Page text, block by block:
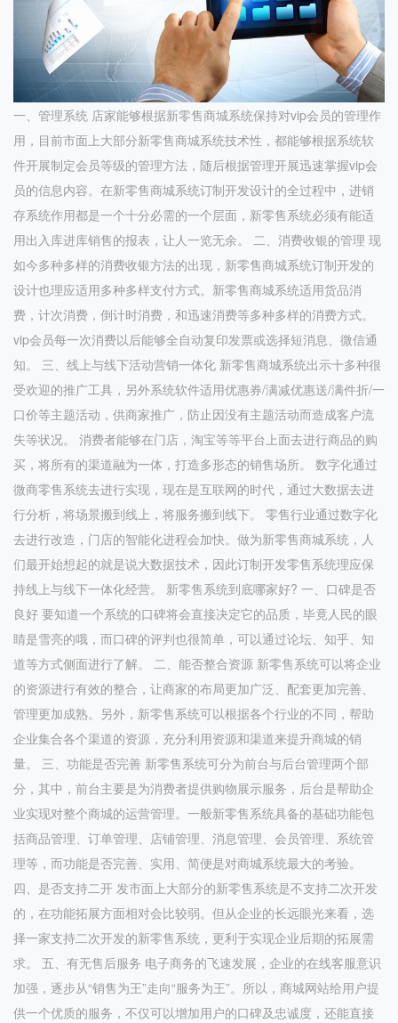
一、管理系统 店家能够根据新零售商城系统保持对vip会员的管理作
用，目前市面上大部分新零售商城系统技术性，都能够根据系统软
件开展制定会员等级的管理方法，随后根据管理开展迅速掌握vip会
员的信息内容。在新零售商城系统订制开发设计的全过程中，进销
存系统作用都是一个十分必需的一个层面，新零售系统必须有能适
用出入库进库销售的报表，让人一览无余。 二、消费收银的管理 现
如今多种多样的消费收银方法的出现，新零售商城系统订制开发的
设计也理应适用多种多样支付方式。新零售商城系统适用货品消
费，计次消费，倒计时消费，和迅速消费等多种多样的消费方式。
vip会员每一次消费以后能够全自动复印发票或选择短消息、微信通
知。 三、线上与线下活动营销一体化 新零售商城系统出示十多种很
受欢迎的推广工具，另外系统软件适用优惠券/满减优惠送/满件折/一
口价等主题活动，供商家推广，防止因没有主题活动而造成客户流
失等状况。 消费者能够在门店，淘宝等等平台上面去进行商品的购
买，将所有的渠道融为一体，打造多形态的销售场所。 数字化通过
微商零售系统去进行实现，现在是互联网的时代，通过大数据去进
行分析，将场景搬到线上，将服务搬到线下。 零售行业通过数字化
去进行改造，门店的智能化进程会加快。做为新零售商城系统，人
们最开始想起的就是说大数据技术，因此订制开发零售系统理应保
持线上与线下一体化经营。 新零售系统到底哪家好? 一、口碑是否
良好 要知道一个系统的口碑将会直接决定它的品质，毕竟人民的眼
睛是雪亮的哦，而口碑的评判也很简单，可以通过论坛、知乎、知
道等方式侧面进行了解。 二、能否整合资源 新零售系统可以将企业
的资源进行有效的整合，让商家的布局更加广泛、配套更加完善、
管理更加成熟。另外，新零售系统可以根据各个行业的不同，帮助
企业集合各个渠道的资源，充分利用资源和渠道来提升商城的销
量。 三、功能是否完善 新零售系统可分为前台与后台管理两个部
分，其中，前台主要是为消费者提供购物展示服务，后台是帮助企
业实现对整个商城的运营管理。一般新零售系统具备的基础功能包
括商品管理、订单管理、店铺管理、消息管理、会员管理、系统管
理等，而功能是否完善、实用、简便是对商城系统最大的考验。
四、是否支持二开 发市面上大部分的新零售系统是不支持二次开发
的，在功能拓展方面相对会比较弱。但从企业的长远眼光来看，选
择一家支持二次开发的新零售系统，更利于实现企业后期的拓展需
求。 五、有无售后服务 电子商务的飞速发展，企业的在线客服意识
加强，逐步从“销售为王”走向“服务为王”。所以，商城网站给用户提
供一个优质的服务，不仅可以增加用户的口碑及忠诚度，还能直接